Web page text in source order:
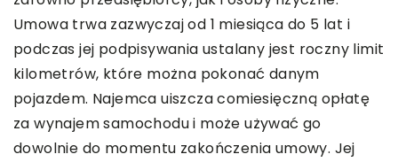
Umowa trwa zazwyczaj od 1 miesiąca do 5 lat i
podczas jej podpisywania ustalany jest roczny limit
kilometrów, które można pokonać danym
pojazdem. Najemca uiszcza comiesięczną opłatę
za wynajem samochodu i może używać go
dowolnie do momentu zakończenia umowy. Jej